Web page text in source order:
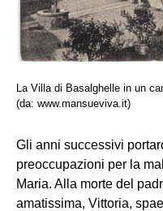
La Villa di Basalghelle in un
(da: www.mansueviva.it)
Gli anni successivi
preoccupazioni per la
Maria. Alla morte del
amatissima, Vittoria,